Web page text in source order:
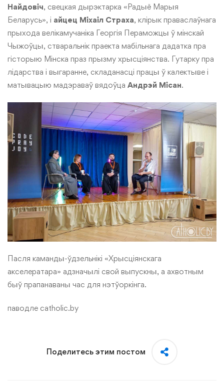
Найдовіч, свецкая дырэктарка «Радыё Марыя
Беларусь», і айцец Міхаіл Страха, клірык праваслаўнага
прыхода велікамучаніка Георгія Пераможцы ў мінскай
Чыжоўцы, стваральнік праекта мабільнага дадатка пра
гісторыю Мінска праз прызму хрысціянства. Гутарку пра
лідарства і выгаранне, складанасці працы ў калектыве і
матывацыю мадэраваў вядоўца Андрэй Місан.
Пасля каманды-ўдзельнікі «Хрысціянскага
акселератара» адзначылі свой выпускны, а ахвотным
быў прапанаваны час для нэтўоркінга.
паводле catholic.by
Поделитесь этим постом